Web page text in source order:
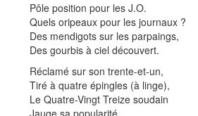
Pôle position pour les J.O.
Quels oripeaux pour les journaux ?
Des mendigots sur les parpaings,
Des gourbis à ciel découvert.
Réclamé sur son trente-et-un,
Tiré à quatre épingles (à linge),
Le Quatre-Vingt Treize soudain
Jauge sa popularité.